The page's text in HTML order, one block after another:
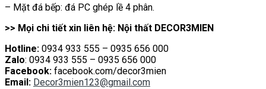
– Mặt đá bếp: đá PC ghép lề 4 phân.
>> Mọi chi tiết xin liên hệ: Nội thất DECOR3MIEN
Hotline: 0934 933 555 – 0935 656 000
Zalo: 0934 933 555 – 0935 656 000
Facebook: facebook.com/decor3mien
Email: Decor3mien123@gmail.com